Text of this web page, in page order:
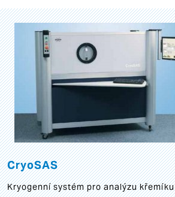
CryoSAS
Kryogenní systém pro analýzu křemíku